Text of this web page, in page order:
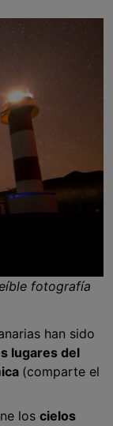
fotografía
han sido
lugares del
(comparte el
los cielos